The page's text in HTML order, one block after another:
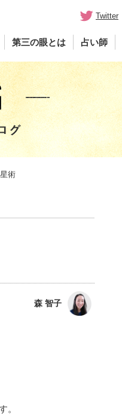
Twitter
第三の眼とは 占い師
術
森 智子
。